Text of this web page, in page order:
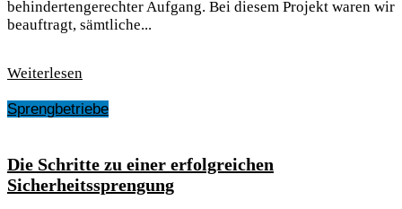
behindertengerechter Aufgang. Bei diesem Projekt waren wir
beauftragt, sämtliche...
Weiterlesen
Sprengbetriebe
Die Schritte zu einer erfolgreichen
Sicherheitssprengung